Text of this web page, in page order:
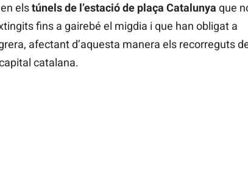
elstúnels de l’estació de plaça Catalunya que
fins a gairebé el migdia i que han obligat a
afectant d’aquesta manera els recorreguts
catalana.